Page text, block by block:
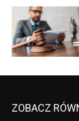
ZOBACZ